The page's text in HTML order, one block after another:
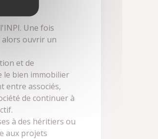
Une fois
alors ouvrir un
et de
le bien immobilier
entre associés,
de continuer à
à des héritiers ou
aux projets